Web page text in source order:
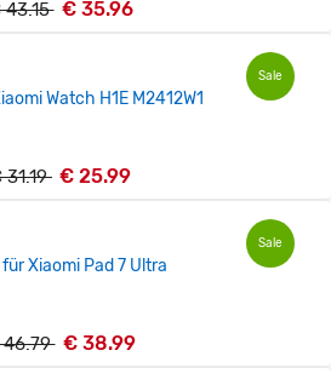
43.15 € 35.96
Sale
Watch H1E M2412W1
31.19 € 25.99
Sale
Xiaomi Pad 7 Ultra
€ 38.99